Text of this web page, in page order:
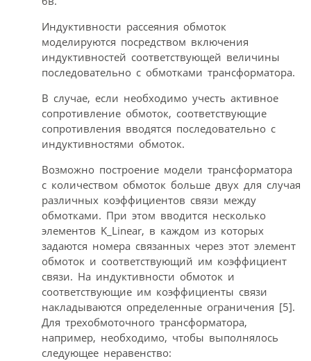
Индуктивности рассеяния обмоток
моделируются посредством включения
индуктивностей соответствующей величины
последовательно с обмотками трансформатора.
В случае, если необходимо учесть активное
сопротивление обмоток, соответствующие
сопротивления вводятся последовательно с
индуктивностями обмоток.
Возможно построение модели трансформатора
с количеством обмоток больше двух для случая
различных коэффициентов связи между
обмотками. При этом вводится несколько
элементов K_Linear, в каждом из которых
задаются номера связанных через этот элемент
обмоток и соответствующий им коэффициент
связи. На индуктивности обмоток и
соответствующие им коэффициенты связи
накладываются определенные ограничения [5].
Для трехобмоточного трансформатора,
например, необходимо, чтобы выполнялось
следующее неравенство: